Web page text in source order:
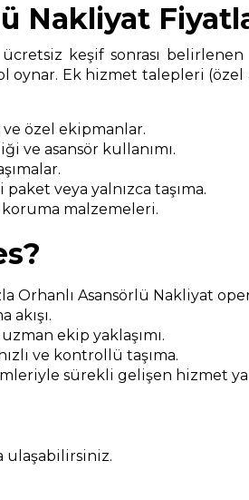
Nakliyat
ücretsiz keşif sonrası
Ek hizmet talepleri (özel
ve özel ekipmanlar.
ve asansör kullanımı.
paket veya yalnızca taşıma.
malzemeleri.
Orhanlı Asansörlü Nakliyat
akışı.
ekip yaklaşımı.
ve kontrollü taşıma.
sürekli gelişen hizmet
ulaşabilirsiniz.